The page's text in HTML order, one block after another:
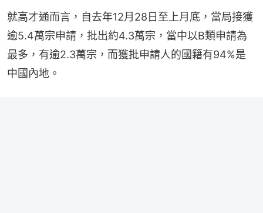
就高才通而言，自去年12月28日至上月底，當局接獲
逾5.4萬宗申請，批出約4.3萬宗，當中以B類申請為
最多，有逾2.3萬宗，而獲批申請人的國籍有94%是
中國內地。